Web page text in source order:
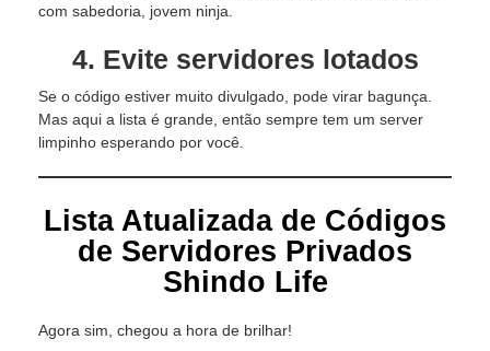
com sabedoria, jovem ninja.
4. Evite servidores lotados
Se o código estiver muito divulgado, pode virar bagunça.
Mas aqui a lista é grande, então sempre tem um server
limpinho esperando por você.
Lista Atualizada de Códigos
de Servidores Privados
Shindo Life
Agora sim, chegou a hora de brilhar!